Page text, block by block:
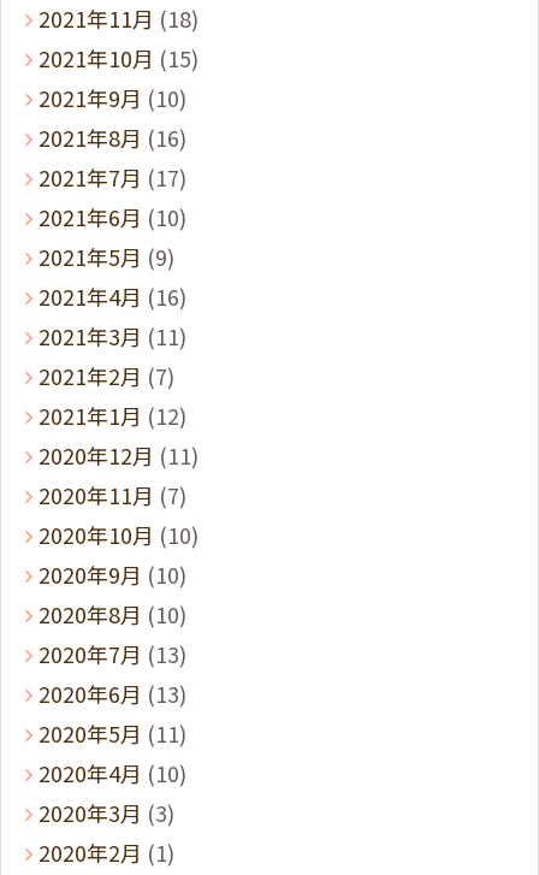
2021年11月 (18)
2021年10月 (15)
2021年9月 (10)
2021年8月 (16)
2021年7月 (17)
2021年6月 (10)
2021年5月 (9)
2021年4月 (16)
2021年3月 (11)
2021年2月 (7)
2021年1月 (12)
2020年12月 (11)
2020年11月 (7)
2020年10月 (10)
2020年9月 (10)
2020年8月 (10)
2020年7月 (13)
2020年6月 (13)
2020年5月 (11)
2020年4月 (10)
2020年3月 (3)
2020年2月 (1)